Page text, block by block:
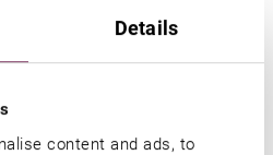
Details
content and ads, to